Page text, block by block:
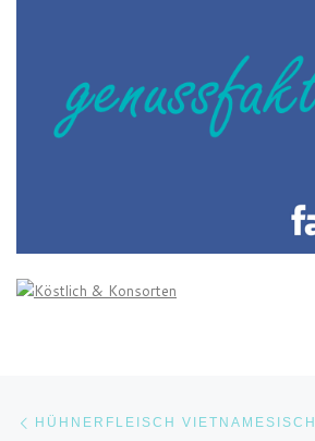
Beitragsnavigation
HÜHNERFLEISCH VIETNAMESISCH